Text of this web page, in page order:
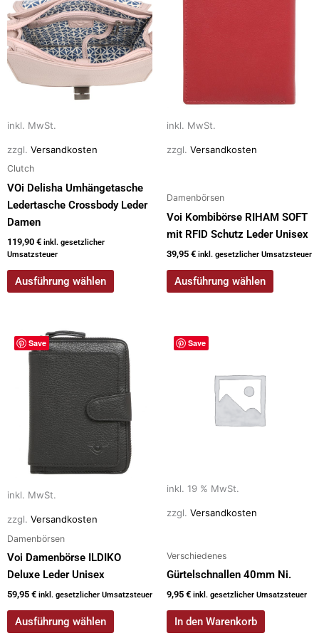
inkl. MwSt.
zzgl. Versandkosten
Clutch
VOi Delisha Umhängetasche
Ledertasche Crossbody Leder
Damen
119,90 € inkl. gesetzlicher
Umsatzsteuer
Ausführung wählen
mehrere
Varianten
auf.
Die
Optionen
Produktseite
gewählt
werden
inkl. MwSt.
zzgl. Versandkosten
Damenbörsen
Voi Kombibörse RIHAM SOFT
mit RFID Schutz Leder Unisex
39,95 € inkl. gesetzlicher Umsatzsteuer
Ausführung wählen
mehrere
Varianten
Optionen
können
Produktseite
Save
inkl. MwSt.
zzgl. Versandkosten
Damenbörsen
Voi Damenbörse ILDIKO
Deluxe Leder Unisex
59,95 € inkl. gesetzlicher Umsatzsteuer
Ausführung wählen
Dieses
Produkt
weist
mehrere
Varianten
Optionen
können
auf
Produktseite
gewählt
werden
Save
inkl. 19 % MwSt.
zzgl. Versandkosten
Verschiedenes
Gürtelschnallen 40mm Ni.
9,95 € inkl. gesetzlicher Umsatzsteuer
In den Warenkorb